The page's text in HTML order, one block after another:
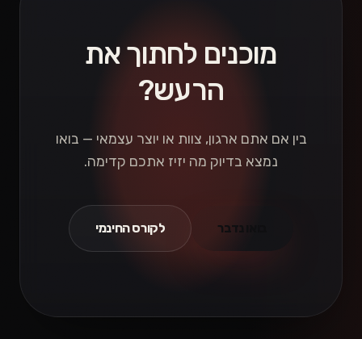
מוכנים לחתוך את
הרעש?
בין אם אתם ארגון, צוות או יוצר עצמאי — בואו
נמצא בדיוק מה יזיז אתכם קדימה.
בואו נדבר לקורס החינמי